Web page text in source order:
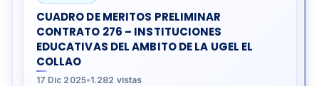
CUADRO DE MERITOS PRELIMINAR
CONTRATO 276 – INSTITUCIONES
EDUCATIVAS DEL AMBITO DE LA UGEL EL
COLLAO
17 Dic 2025•1.282 vistas